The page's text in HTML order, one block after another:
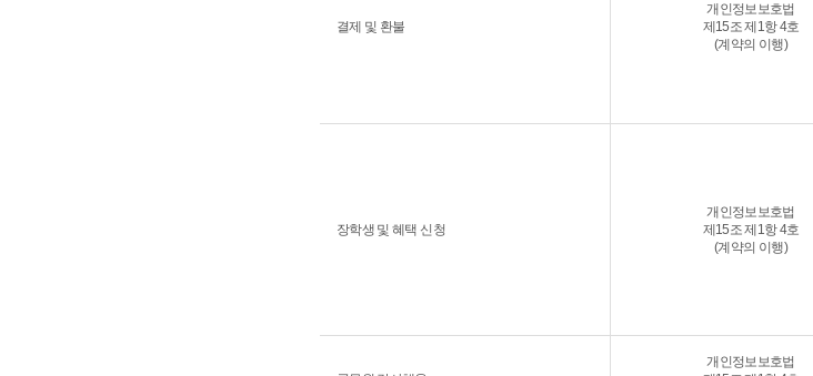
결제 및 환불
개인정보보호법
제15조 제1항 4호
(계약의 이행)
장학생 및 혜택 신청
개인정보보호법
제15조 제1항 4호
(계약의 이행)
개인정보보호법